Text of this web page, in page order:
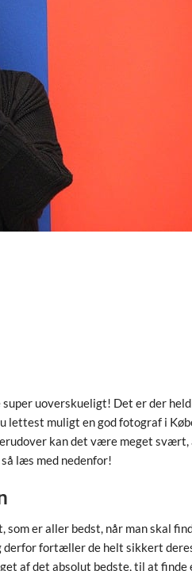
uoverskueligt! Det er der
lettest muligt en god fotograf i
kan det være meget svært,
læs med nedenfor!
er aller bedst, når man skal
derfor fortæller de helt sikkert
af det absolut bedste, til at finde